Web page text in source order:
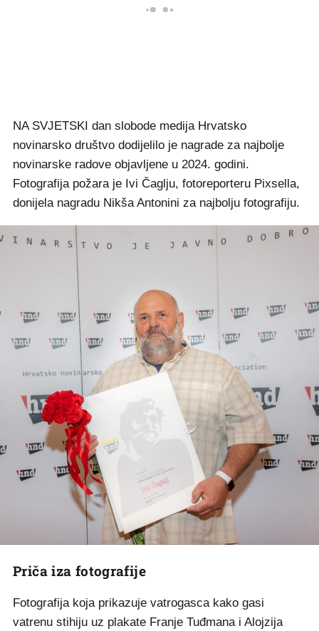
NA SVJETSKI dan slobode medija Hrvatsko
novinarsko društvo dodijelilo je nagrade za najbolje
novinarske radove objavljene u 2024. godini.
Fotografija požara je Ivi Čaglju, fotoreporteru Pixsella,
donijela nagradu Nikša Antonini za najbolju fotografiju.
Priča iza fotografije
Fotografija koja prikazuje vatrogasca kako gasi
vatrenu stihiju uz plakate Franje Tuđmana i Alojzija